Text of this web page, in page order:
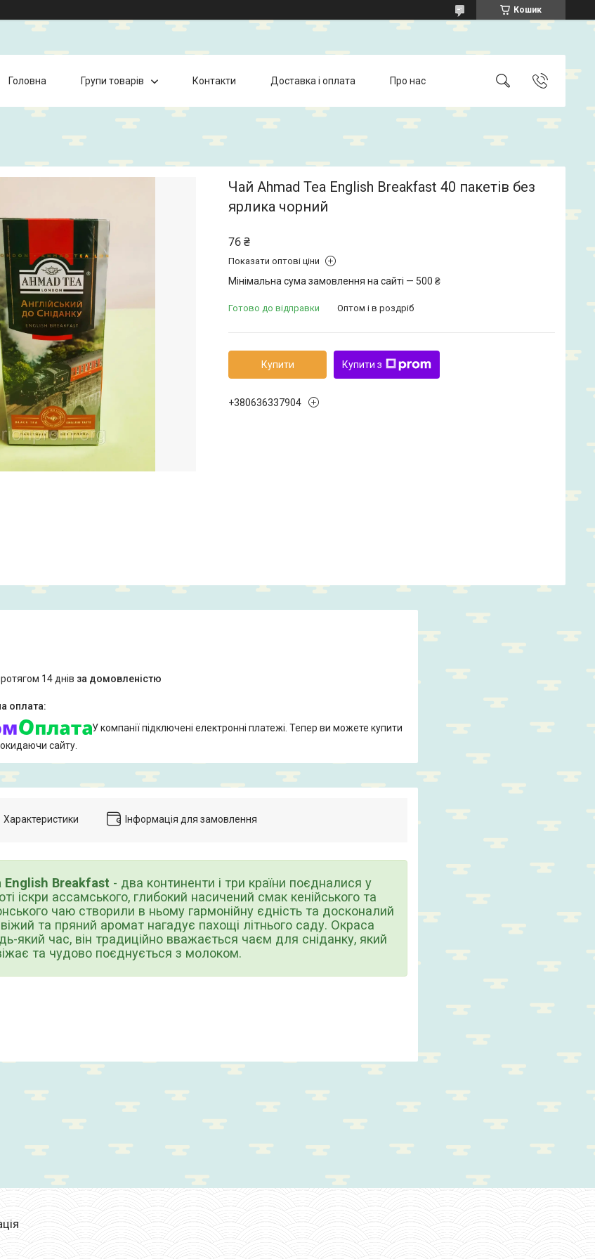
Кошик
Головна Групи товарів Контакти Доставка і оплата Про нас
Чай Ahmad Tea English Breakfast 40 пакетів без
ярлика чорний
76 ₴
Показати оптові ціни
Мінімальна сума замовлення на сайті — 500 ₴
Готово до відправки Оптом і в роздріб
Купити Купити з
+380636337904
14 днів за домовленістю
У компанії підключені електронні платежі. Тепер ви можете купити
сайту.
Характеристики Інформація для замовлення
Breakfast - два континенти і три країни поєдналися у
іскри ассамського, глибокий насичений смак кенійського та
чаю створили в ньому гармонійну єдність та досконалий
та пряний аромат нагадує пахощі літнього саду. Окраса
який час, він традиційно вважається чаєм для сніданку, який
та чудово поєднується з молоком.